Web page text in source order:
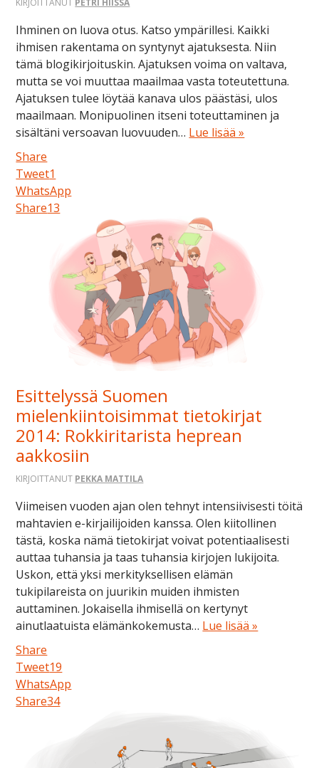
Ihminen on luova otus. Katso ympärillesi. Kaikki
ihmisen rakentama on syntynyt ajatuksesta. Niin
tämä blogikirjoituskin. Ajatuksen voima on valtava,
mutta se voi muuttaa maailmaa vasta toteutettuna.
Ajatuksen tulee löytää kanava ulos päästäsi, ulos
maailmaan. Monipuolinen itseni toteuttaminen ja
sisältäni versoavan luovuuden… Lue lisää »
Share
Tweet1
WhatsApp
Share13
Esittelyssä Suomen
mielenkiintoisimmat tietokirjat
2014: Rokkiritarista heprean
aakkosiin
KIRJOITTANUT PEKKA MATTILA
Viimeisen vuoden ajan olen tehnyt intensiivisesti töitä
mahtavien e-kirjailijoiden kanssa. Olen kiitollinen
tästä, koska nämä tietokirjat voivat potentiaalisesti
auttaa tuhansia ja taas tuhansia kirjojen lukijoita.
Uskon, että yksi merkityksellisen elämän
tukipilareista on juurikin muiden ihmisten
auttaminen. Jokaisella ihmisellä on kertynyt
ainutlaatuista elämänkokemusta… Lue lisää »
Share
Tweet19
WhatsApp
Share34